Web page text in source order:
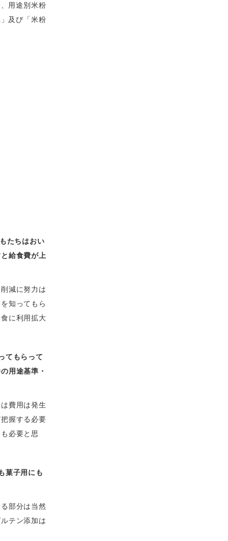
用途別米粉
及び「米粉
たちはおい
給食費が上
減に努力は
知ってもら
に利用拡大
てもらって
用途基準・
費用は発生
握する必要
必要と思
菓子用にも
部分は当然
テン添加は